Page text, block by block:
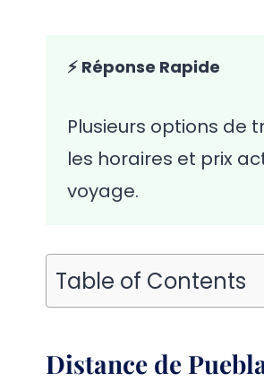
⚡ Réponse Rapide
Plusieurs options de
les horaires et prix
voyage.
Table of Contents
Distance de